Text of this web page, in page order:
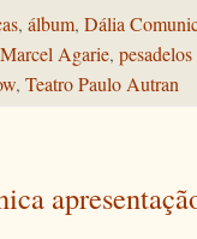
, álbum, Dália
Marcel Agarie,
, Teatro Paulo Autran